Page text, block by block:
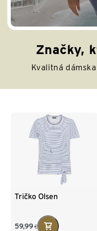
Značky,
Kvalitná
Tričko Olsen
59,99 €